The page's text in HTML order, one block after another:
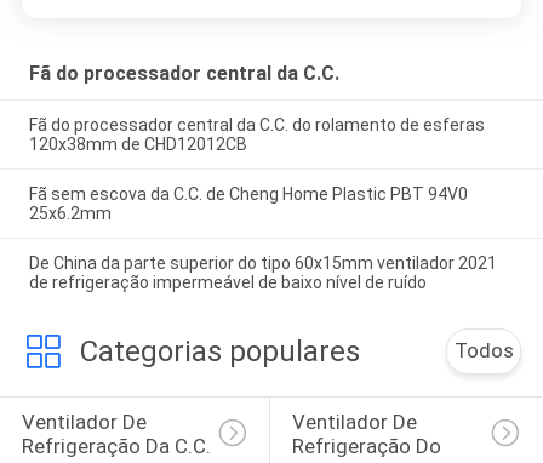
Fã do processador central da C.C.
Fã do processador central da C.C. do rolamento de esferas
120x38mm de CHD12012CB
Fã sem escova da C.C. de Cheng Home Plastic PBT 94V0
25x6.2mm
De China da parte superior do tipo 60x15mm ventilador 2021
de refrigeração impermeável de baixo nível de ruído
Categorias populares Todos
Ventilador De
Refrigeração Da C.C.
Ventilador De
Refrigeração Do